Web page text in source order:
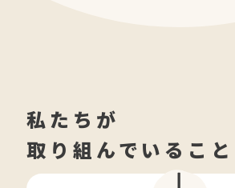
私たちが
取り組んでいること